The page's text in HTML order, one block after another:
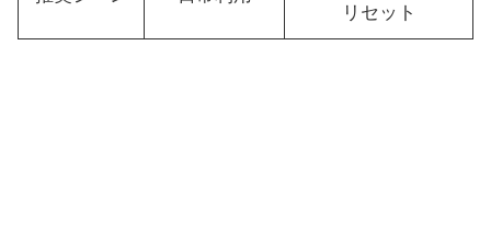
リセット